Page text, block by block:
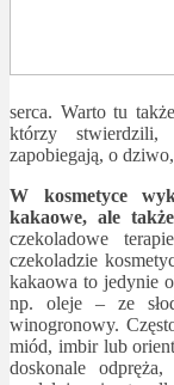
serca. Warto tu
którzy stwierdzili,
zapobiegają, o
W kosmetyce
kakaowe, ale
czekoladowe
czekoladzie
kakaowa to jedynie
np. oleje – ze
winogronowy.
miód, imbir lub
doskonale